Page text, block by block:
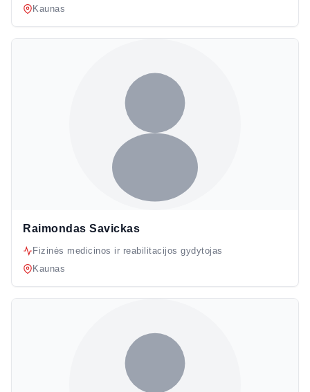
Kaunas
Raimondas Savickas
Fizinės medicinos ir reabilitacijos gydytojas
Kaunas